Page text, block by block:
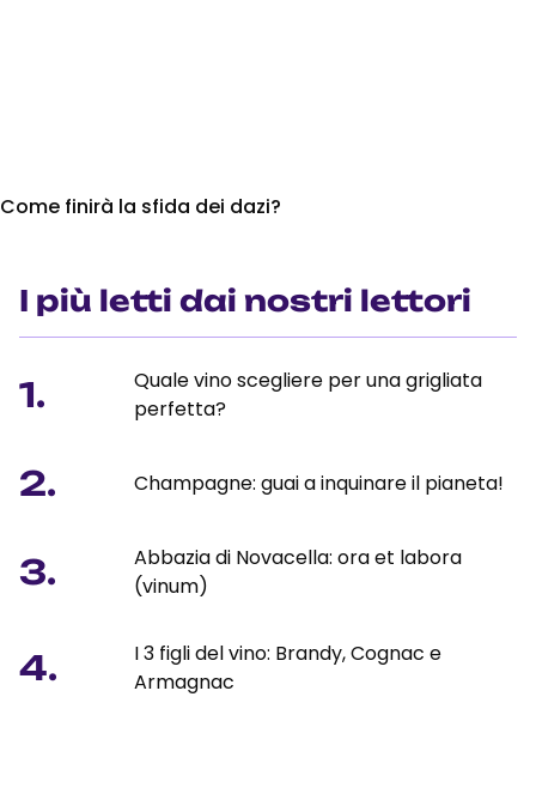
Come finirà la sfida dei dazi?
I più letti dai nostri lettori
1.
Quale vino scegliere per una grigliata
perfetta?
2. Champagne: guai a inquinare il pianeta!
3.
Abbazia di Novacella: ora et labora
(vinum)
4.
I 3 figli del vino: Brandy, Cognac e
Armagnac